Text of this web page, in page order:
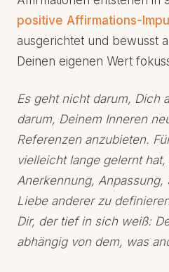
positive Affirmations-
ausgerichtet und bewusst
Deinen eigenen Wert
Es geht nicht darum, Dich
darum, Deinem Inneren
Referenzen anzubieten.
vielleicht lange gelernt
Anerkennung,
Liebe anderer zu
Dir, der tief in sich weiß:
abhängig von dem, was